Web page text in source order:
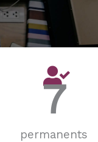
permanents
7